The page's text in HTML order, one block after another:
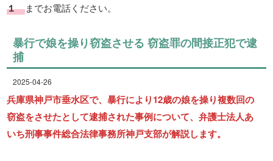
１までお電話ください。
暴行で娘を操り窃盗させる 窃盗罪の間接正犯で逮
捕
2025-04-26
兵庫県神戸市垂水区で、暴行により12歳の娘を操り複数回の
窃盗をさせたとして逮捕された事例について、弁護士法人あ
いち刑事事件総合法律事務所神戸支部が解説します。